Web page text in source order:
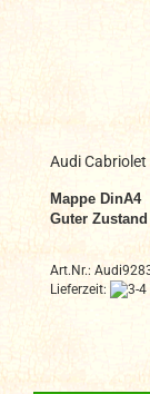
Audi
Mappe DinA4
Guter Zustand
Art.Nr.:
Lieferzeit: